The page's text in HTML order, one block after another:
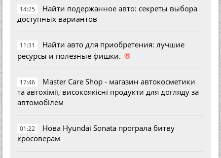
14:25
Найти подержанное авто: секреты выбора
доступных вариантов
11:31
Найти авто для приобретения: лучшие
ресурсы и полезные фишки. ®
17:46
Master Care Shop - магазин автокосметики
та автохімії, високоякісні продукти для догляду за
автомобілем
01:22
Нова Hyundai Sonata програла битву
кросоверам